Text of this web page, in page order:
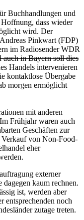
Buchhandlungen und
dass wieder
wird. Der
Pinkwart (FDP)
im Radiosender WDR
auch in Bayern soll dies
Handels intervenieren
kontaktlose Übergabe
morgen ermöglicht
mit anderen
Frühjahr waren auch
Geschäften zur
von Non-Food-
eher
externer
kaum rechnen.
ist, werden aber
entsprechenden noch
zutage treten.